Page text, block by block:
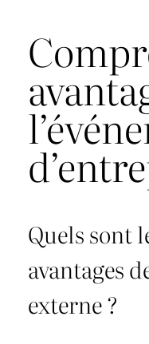
Quels sont
avantages
externe ?